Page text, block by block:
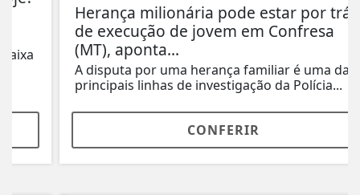
Herança milionária pode estar por trás
de execução de jovem em Confresa
(MT), aponta...
A disputa por uma herança familiar é uma das
principais linhas de investigação da Polícia...
CONFERIR